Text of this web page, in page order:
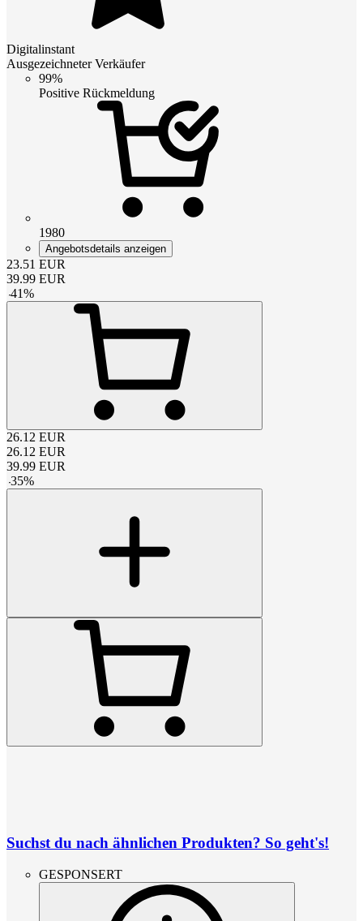
Digitalinstant
Ausgezeichneter Verkäufer
99%
Positive Rückmeldung
1980
Angebotsdetails anzeigen
23.51 EUR
39.99 EUR
-41%
26.12 EUR
26.12 EUR
39.99 EUR
-35%
Suchst du nach ähnlichen Produkten? So geht's!
GESPONSERT